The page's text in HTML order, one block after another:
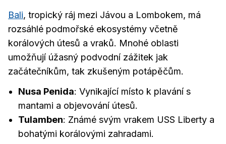
Bali, tropický ráj mezi Jávou a Lombokem, má
rozsáhlé podmořské ekosystémy včetně
korálových útesů a vraků. Mnohé oblasti
umožňují úžasný podvodní zážitek jak
začátečníkům, tak zkušeným potápěčům.
Nusa Penida: Vynikající místo k plavání s
mantami a objevování útesů.
Tulamben: Známé svým vrakem USS Liberty a
bohatými korálovými zahradami.